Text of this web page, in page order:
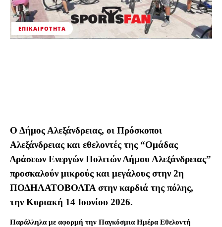
ΕΠΙΚΑΙΡΌΤΗΤΑ
Ο Δήμος Αλεξάνδρειας, οι Πρόσκοποι
Αλεξάνδρειας και εθελοντές της “Ομάδας
Δράσεων Ενεργών Πολιτών Δήμου Αλεξάνδρειας”
προσκαλούν μικρούς και μεγάλους στην 2η
ΠΟΔΗΛΑΤΟΒΟΛΤΑ στην καρδιά της πόλης,
την Κυριακή 14 Ιουνίου 2026.
Παράλληλα με αφορμή την Παγκόσμια Ημέρα Εθελοντή